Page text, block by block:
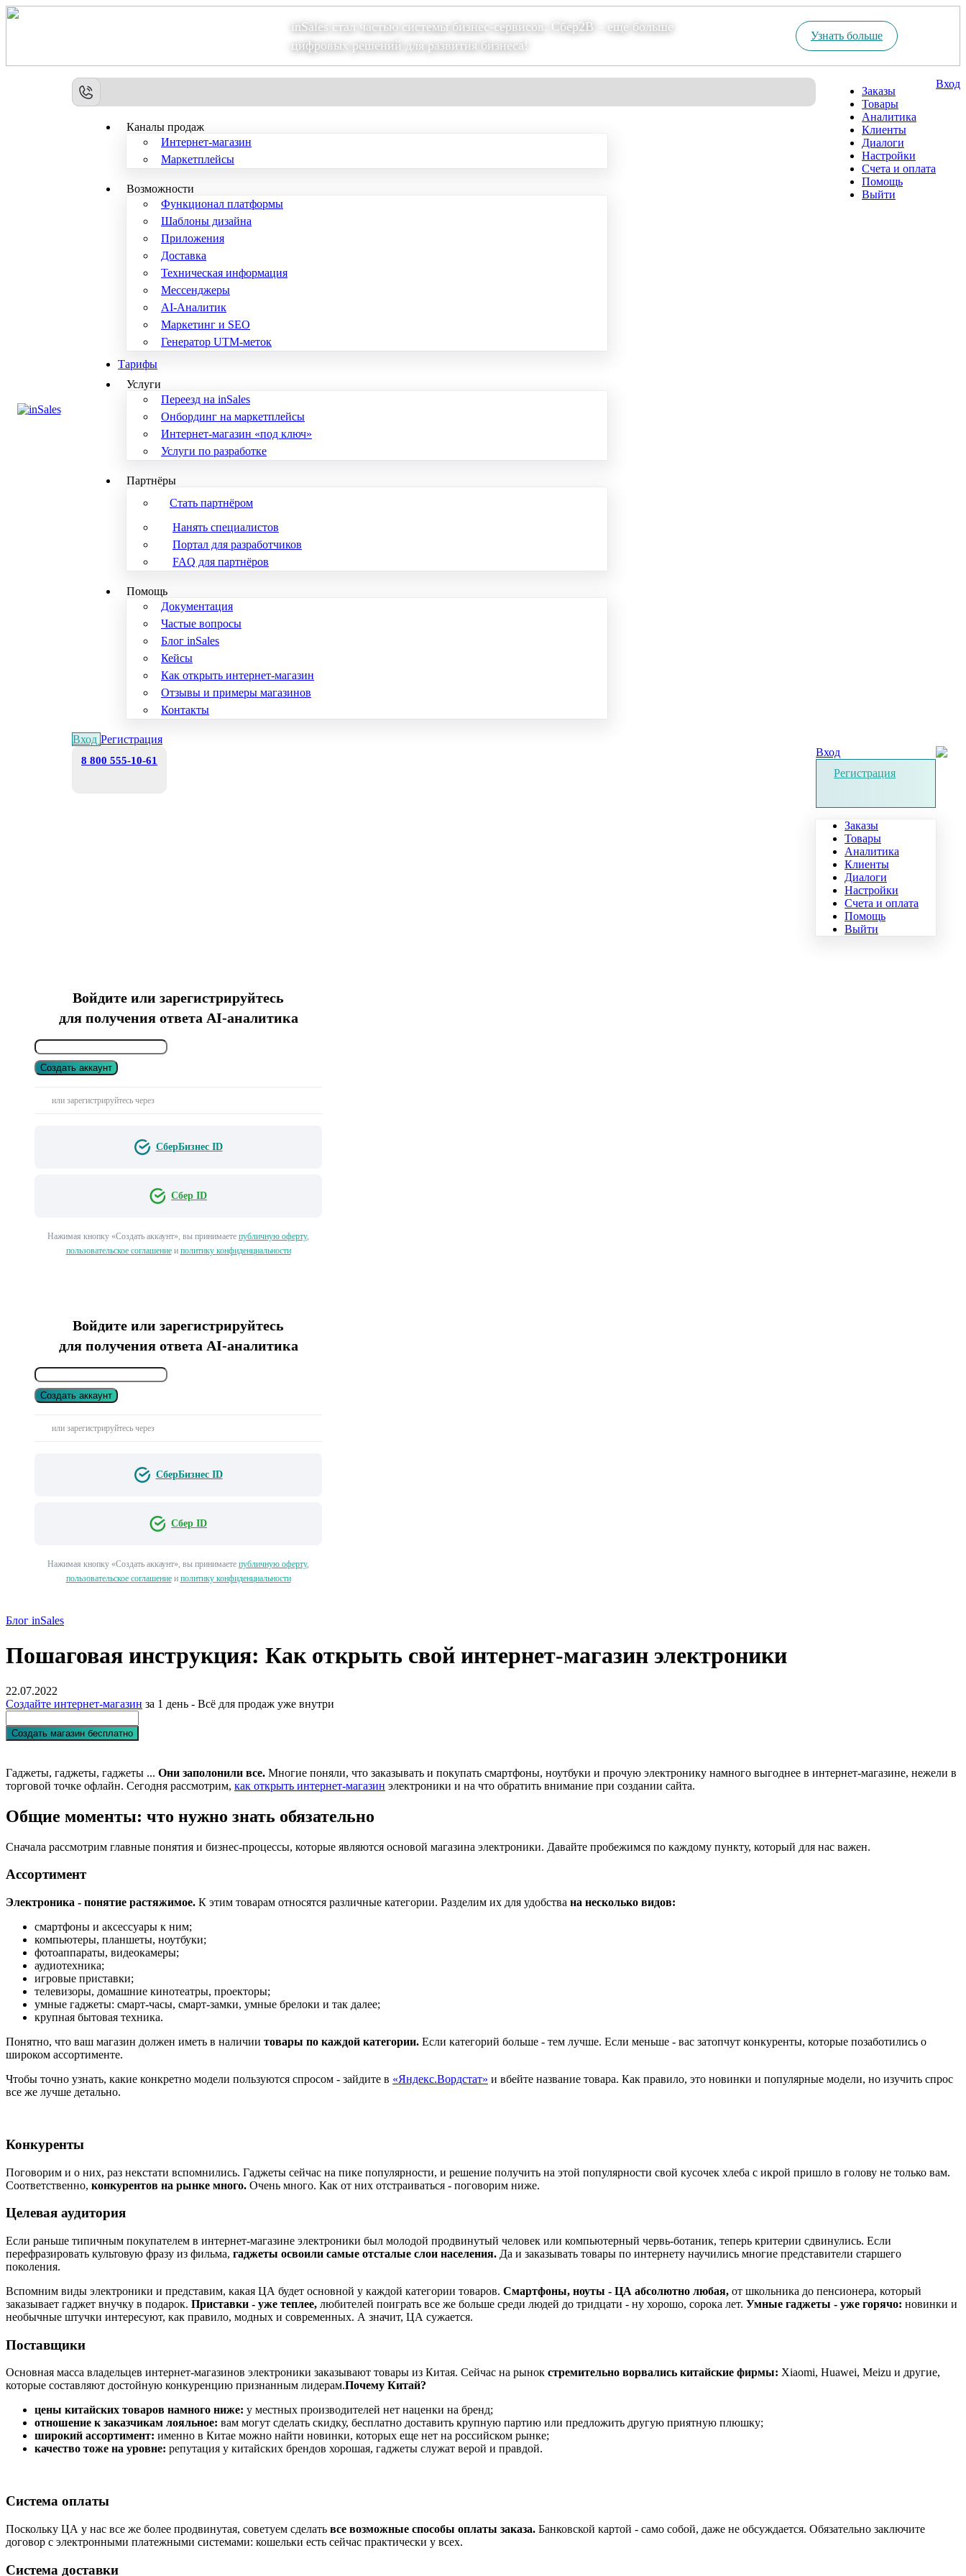
inSales стал частью системы бизнес-сервисов. Сбер2В – еще больше
цифровых решений для развития бизнеса!
Узнать больше
Каналы продаж
Интернет-магазин
Маркетплейсы
Возможности
Функционал платформы
Шаблоны дизайна
Приложения
Доставка
Техническая информация
Мессенджеры
AI-Аналитик
Маркетинг и SEO
Генератор UTM-меток
Тарифы
Услуги
Переезд на inSales
Онбординг на маркетплейсы
Интернет-магазин «под ключ»
Услуги по разработке
Партнёры
Стать партнёром
Нанять специалистов
Портал для разработчиков
FAQ для партнёров
Помощь
Документация
Частые вопросы
Блог inSales
Кейсы
Как открыть интернет-магазин
Отзывы и примеры магазинов
Контакты
Вход Регистрация
Заказы
Товары
Аналитика
Клиенты
Диалоги
Настройки
Счета и оплата
Помощь
Выйти
Вход
8 800 555-10-61
Вход
Регистрация
Заказы
Товары
Аналитика
Клиенты
Диалоги
Настройки
Счета и оплата
Помощь
Выйти
Войдите или зарегистрируйтесь
для получения ответа AI-аналитика
Создать аккаунт
или зарегистрируйтесь через
СберБизнес ID
Сбер ID
Нажимая кнопку «Создать аккаунт», вы принимаете публичную оферту,
пользовательское соглашениеи политику конфиденциальности
Войдите или зарегистрируйтесь
для получения ответа AI-аналитика
Создать аккаунт
или зарегистрируйтесь через
СберБизнес ID
Сбер ID
Нажимая кнопку «Создать аккаунт», вы принимаете публичную оферту,
пользовательское соглашениеи политику конфиденциальности
Блог inSales
Пошаговая инструкция: Как открыть свой интернет-магазин электроники
22.07.2022
Создайте интернет-магазин за 1 день - Всё для продаж уже внутри
Создать магазин бесплатно
Гаджеты, гаджеты, гаджеты ... Они заполонили все. Многие поняли, что заказывать и покупать смартфоны, ноутбуки и прочую электронику намного выгоднее в интернет-магазине, нежели в
торговой точке офлайн. Сегодня рассмотрим, как открыть интернет-магазин электроники и на что обратить внимание при создании сайта.
Общие моменты: что нужно знать обязательно
Сначала рассмотрим главные понятия и бизнес-процессы, которые являются основой магазина электроники. Давайте пробежимся по каждому пункту, который для нас важен.
Ассортимент
Электроника - понятие растяжимое. К этим товарам относятся различные категории. Разделим их для удобства на несколько видов:
смартфоны и аксессуары к ним;
компьютеры, планшеты, ноутбуки;
фотоаппараты, видеокамеры;
аудиотехника;
игровые приставки;
телевизоры, домашние кинотеатры, проекторы;
умные гаджеты: смарт-часы, смарт-замки, умные брелоки и так далее;
крупная бытовая техника.
Понятно, что ваш магазин должен иметь в наличии товары по каждой категории. Если категорий больше - тем лучше. Если меньше - вас затопчут конкуренты, которые позаботились о
широком ассортименте.
Чтобы точно узнать, какие конкретно модели пользуются спросом - зайдите в «Яндекс.Вордстат» и вбейте название товара. Как правило, это новинки и популярные модели, но изучить спрос
все же лучше детально.
Конкуренты
Поговорим и о них, раз некстати вспомнились. Гаджеты сейчас на пике популярности, и решение получить на этой популярности свой кусочек хлеба с икрой пришло в голову не только вам.
Соответственно, конкурентов на рынке много. Очень много. Как от них отстраиваться - поговорим ниже.
Целевая аудитория
Если раньше типичным покупателем в интернет-магазине электроники был молодой продвинутый человек или компьютерный червь-ботаник, теперь критерии сдвинулись. Если
перефразировать культовую фразу из фильма, гаджеты освоили самые отсталые слои населения. Да и заказывать товары по интернету научились многие представители старшего
поколения.
Вспомним виды электроники и представим, какая ЦА будет основной у каждой категории товаров. Смартфоны, ноуты - ЦА абсолютно любая, от школьника до пенсионера, который
заказывает гаджет внучку в подарок. Приставки - уже теплее, любителей поиграть все же больше среди людей до тридцати - ну хорошо, сорока лет. Умные гаджеты - уже горячо: новинки и
необычные штучки интересуют, как правило, модных и современных. А значит, ЦА сужается.
Поставщики
Основная масса владельцев интернет-магазинов электроники заказывают товары из Китая. Сейчас на рынок стремительно ворвались китайские фирмы: Xiaomi, Huawei, Meizu и другие,
которые составляют достойную конкуренцию признанным лидерам.Почему Китай?
цены китайских товаров намного ниже: у местных производителей нет наценки на бренд;
отношение к заказчикам лояльное: вам могут сделать скидку, бесплатно доставить крупную партию или предложить другую приятную плюшку;
широкий ассортимент: именно в Китае можно найти новинки, которых еще нет на российском рынке;
качество тоже на уровне: репутация у китайских брендов хорошая, гаджеты служат верой и правдой.
Система оплаты
Поскольку ЦА у нас все же более продвинутая, советуем сделать все возможные способы оплаты заказа. Банковской картой - само собой, даже не обсуждается. Обязательно заключите
договор с электронными платежными системами: кошельки есть сейчас практически у всех.
Система доставки